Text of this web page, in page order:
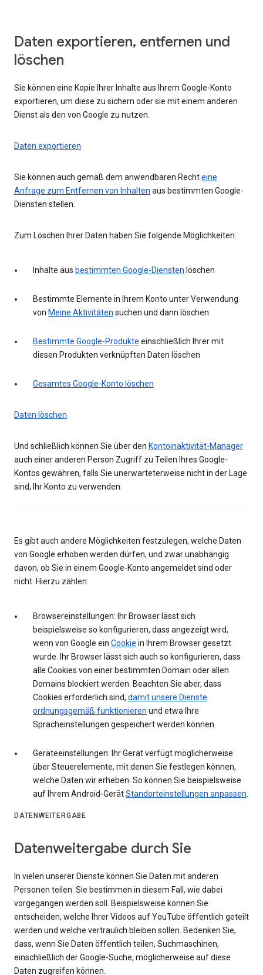
Daten exportieren, entfernen und
löschen
Sie können eine Kopie Ihrer Inhalte aus Ihrem Google-Konto
exportieren, um diese zu sichern oder sie mit einem anderen
Dienst als den von Google zu nutzen.
Daten exportieren
Sie können auch gemäß dem anwendbaren Rechteine
Anfrage zum Entfernen von Inhalten aus bestimmten Google-
Diensten stellen.
Zum Löschen Ihrer Daten haben Sie folgende Möglichkeiten:
Inhalte aus bestimmten Google-Diensten löschen
Bestimmte Elemente in Ihrem Konto unter Verwendung
von Meine Aktivitäten suchen und dann löschen
Bestimmte Google-Produkte einschließlich Ihrer mit
diesen Produkten verknüpften Daten löschen
Gesamtes Google-Konto löschen
Daten löschen
Und schließlich können Sie über den Kontoinaktivität-Manager
auch einer anderen Person Zugriff zu Teilen Ihres Google-
Kontos gewähren, falls Sie unerwarteterweise nicht in der Lage
sind, Ihr Konto zu verwenden.
Es gibt auch andere Möglichkeiten festzulegen, welche Daten
von Google erhoben werden dürfen, und zwar unabhängig
davon, ob Sie in einem Google-Konto angemeldet sind oder
nicht. Hierzu zählen:
Browsereinstellungen: Ihr Browser lässt sich
beispielsweise so konfigurieren, dass angezeigt wird,
wenn von Google ein Cookie in Ihrem Browser gesetzt
wurde. Ihr Browser lässt sich auch so konfigurieren, dass
alle Cookies von einer bestimmten Domain oder allen
Domains blockiert werden. Beachten Sie aber, dass
Cookies erforderlich sind, damit unsere Dienste
ordnungsgemäß funktionieren und etwa Ihre
Spracheinstellungen gespeichert werden können.
Geräteeinstellungen: Ihr Gerät verfügt möglicherweise
über Steuerelemente, mit denen Sie festlegen können,
welche Daten wir erheben. So können Sie beispielsweise
auf Ihrem Android-GerätStandorteinstellungen anpassen
DATENWEITERGABE
Datenweitergabe durch Sie
In vielen unserer Dienste können Sie Daten mit anderen
Personen teilen. Sie bestimmen in diesem Fall, wie dabei
vorgegangen werden soll. Beispielsweise können Sie
entscheiden, welche Ihrer Videos auf YouTube öffentlich geteilt
werden und welche vertraulich bleiben sollen. Bedenken Sie,
dass, wenn Sie Daten öffentlich teilen, Suchmaschinen,
einschließlich der Google-Suche, möglicherweise auf diese
Daten zugreifen können.